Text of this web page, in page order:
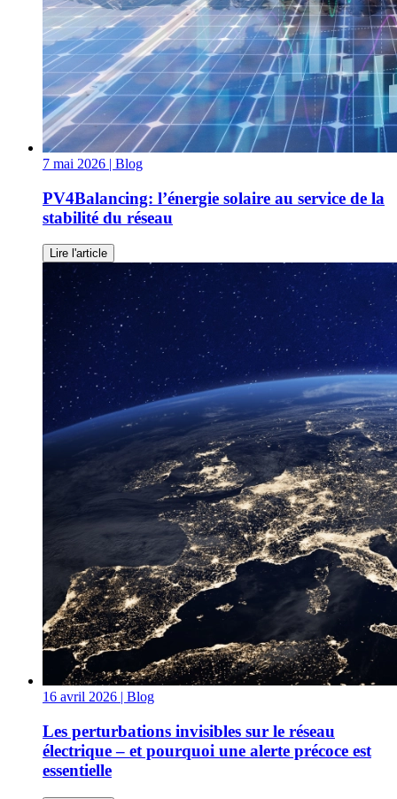
7 mai 2026 | Blog
PV4Balancing: l’énergie solaire au service de la
stabilité du réseau
Lire l'article
16 avril 2026 | Blog
Les perturbations invisibles sur le réseau
électrique – et pourquoi une alerte précoce est
essentielle